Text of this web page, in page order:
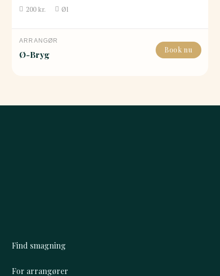
200kr. Øl
ARRANGØR
Ø-Bryg Book nu
Find smagning
For arrangører